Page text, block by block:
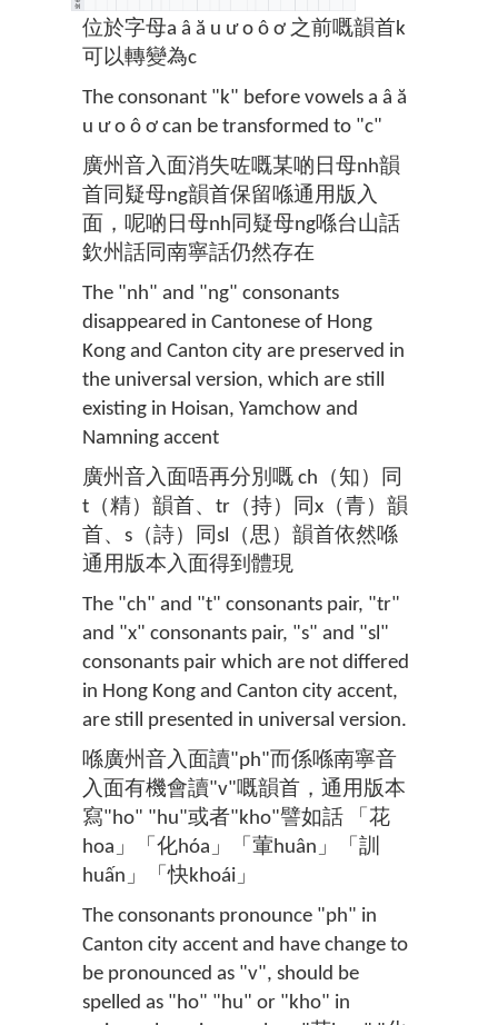
位於字母a â ă u ư o ô ơ 之前嘅韻首k
可以轉變為c
The consonant "k" before vowels a â ă
u ư o ô ơ can be transformed to "c"
廣州音入面消失咗嘅某啲日母nh韻
首同疑母ng韻首保留喺通用版入
面，呢啲日母nh同疑母ng喺台山話
欽州話同南寧話仍然存在
The "nh" and "ng" consonants
disappeared in Cantonese of Hong
Kong and Canton city are preserved in
the universal version, which are still
existing in Hoisan, Yamchow and
Namning accent
廣州音入面唔再分別嘅 ch（知）同
t（精）韻首、tr（持）同x（青）韻
首、s（詩）同sl（思）韻首依然喺
通用版本入面得到體現
The "ch" and "t" consonants pair, "tr"
and "x" consonants pair, "s" and "sl"
consonants pair which are not differed
in Hong Kong and Canton city accent,
are still presented in universal version.
喺廣州音入面讀"ph"而係喺南寧音
入面有機會讀"v"嘅韻首，通用版本
寫"ho" "hu"或者"kho"譬如話 「花
hoa」「化hóa」「葷huân」「訓
huấn」「快khoái」
The consonants pronounce "ph" in
Canton city accent and have change to
be pronounced as "v", should be
spelled as "ho" "hu" or "kho" in